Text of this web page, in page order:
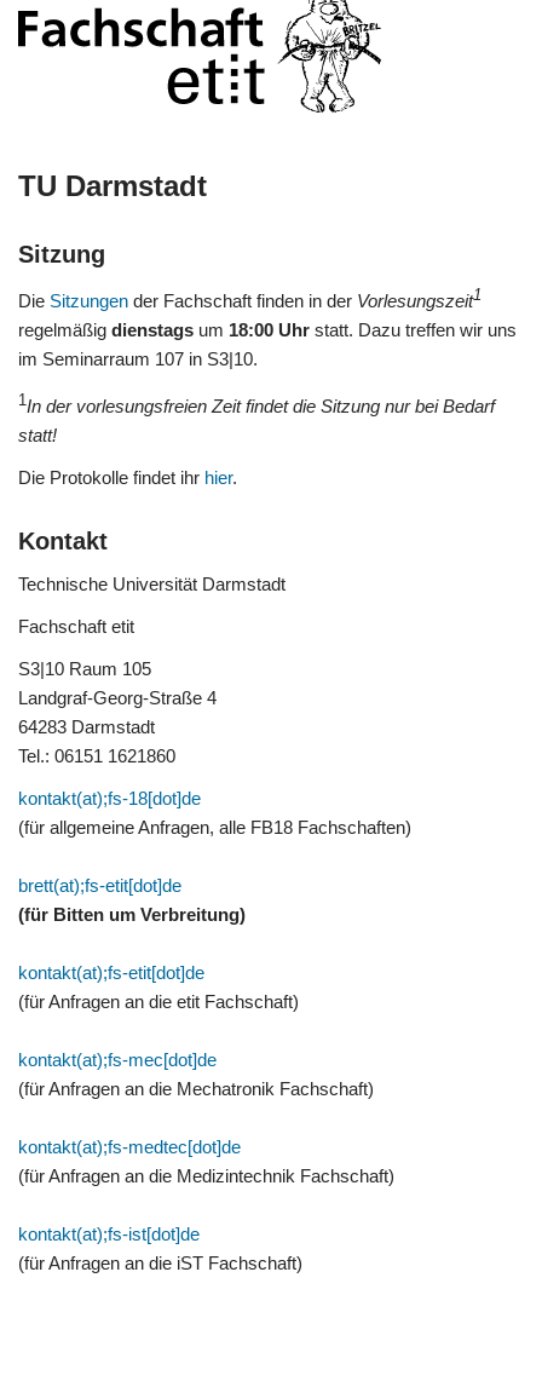
TU Darmstadt
Sitzung
Die Sitzungen der Fachschaft finden in der Vorlesungszeit1
regelmäßig dienstags um 18:00 Uhr statt. Dazu treffen wir uns
im Seminarraum 107 in S3|10.
1 In der vorlesungsfreien Zeit findet die Sitzung nur bei Bedarf
statt!
Die Protokolle findet ihr hier.
Kontakt
Technische Universität Darmstadt
Fachschaft etit
S3|10 Raum 105
Landgraf-Georg-Straße 4
64283 Darmstadt
Tel.: 06151 1621860
kontakt(at);fs-18[dot]de
(für allgemeine Anfragen, alle FB18 Fachschaften)
brett(at);fs-etit[dot]de
(für Bitten um Verbreitung)
kontakt(at);fs-etit[dot]de
(für Anfragen an die etit Fachschaft)
kontakt(at);fs-mec[dot]de
(für Anfragen an die Mechatronik Fachschaft)
kontakt(at);fs-medtec[dot]de
(für Anfragen an die Medizintechnik Fachschaft)
kontakt(at);fs-ist[dot]de
(für Anfragen an die iST Fachschaft)